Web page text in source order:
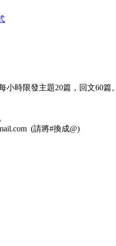
時限發主題20篇，回文60篇。
(請將#換成@)